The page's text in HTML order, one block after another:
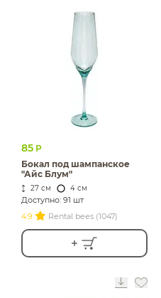
85 Р
Бокал под шампанское
"Айс Блум"
27 см 4 см
Доступно: 91 шт
4.9
Rental bees (1047)